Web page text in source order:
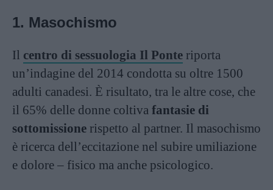
1. Masochismo
Il centro di sessuologia Il Ponte riporta
un’indagine del 2014 condotta su oltre 1500
adulti canadesi. È risultato, tra le altre cose, che
il 65% delle donne coltiva fantasie di
sottomissione rispetto al partner. Il masochismo
è ricerca dell’eccitazione nel subire umiliazione
e dolore – fisico ma anche psicologico.